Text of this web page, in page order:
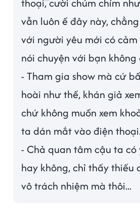
vẫn luôn ế đây này,
với người yêu mới có
nói chuyện với bạn không
- Tham gia show mà cứ
hoài như thế, khán giả
chứ không muốn xem
ta dán mắt vào điện
- Chả quan tâm cậu ta
hay không, chỉ thấy thiếu
vô trách nhiệm mà thôi...